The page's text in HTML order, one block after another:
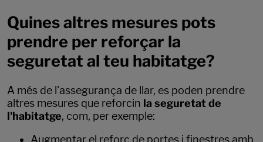
Quines altres mesures pots
prendre per reforçar la
seguretat al teu habitatge?
A més de l'assegurança de llar, es poden prendre
altres mesures que reforcin la seguretat de
l'habitatge, com, per exemple:
Augmentar el reforç de portes i finestres amb